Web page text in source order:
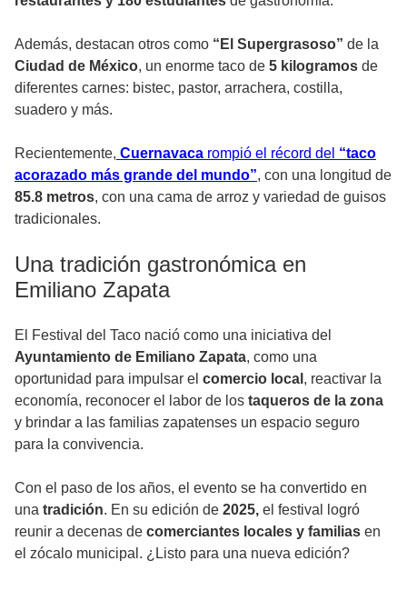
Además, destacan otros como “El Supergrasoso” de la
Ciudad de México, un enorme taco de 5 kilogramos de
diferentes carnes: bistec, pastor, arrachera, costilla,
suadero y más.
Recientemente, Cuernavaca rompió el récord del “taco
acorazado más grande del mundo”, con una longitud de
85.8 metros, con una cama de arroz y variedad de guisos
tradicionales.
Una tradición gastronómica en
Emiliano Zapata
El Festival del Taco nació como una iniciativa del
Ayuntamiento de Emiliano Zapata, como una
oportunidad para impulsar el comercio local , reactivar la
economía, reconocer el labor de los taqueros de la zona
y brindar a las familias zapatenses un espacio seguro
para la convivencia.
Con el paso de los años, el evento se ha convertido en
una tradición. En su edición de 2025, el festival logró
reunir a decenas de comerciantes locales y familias en
el zócalo municipal. ¿Listo para una nueva edición?